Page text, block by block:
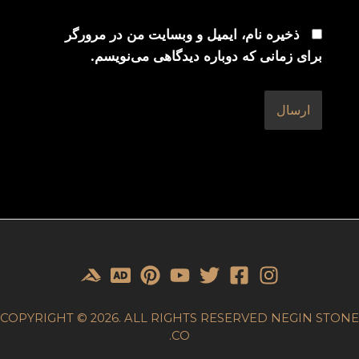
ذخیره نام، ایمیل و وبسایت من در مرورگر
برای زمانی که دوباره دیدگاهی می‌نویسم.
COPYRIGHT © 2026. ALL RIGHTS RESERVED NEGIN STONE
CO.